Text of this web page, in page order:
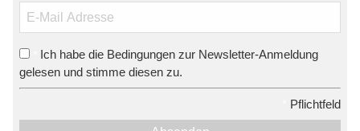
Ich habe die Bedingungen zur Newsletter-Anmeldung
gelesen und stimme diesen zu.
Pflichtfeld